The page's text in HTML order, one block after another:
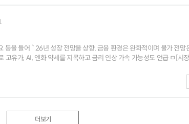
. 금융 환경은 완화적이며 물가 전망은 상승 리스크가 더
더보기